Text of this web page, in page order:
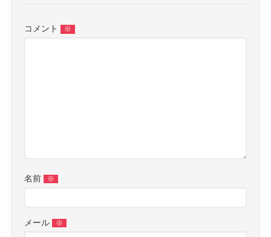
コメント ※
名前 ※
メール ※